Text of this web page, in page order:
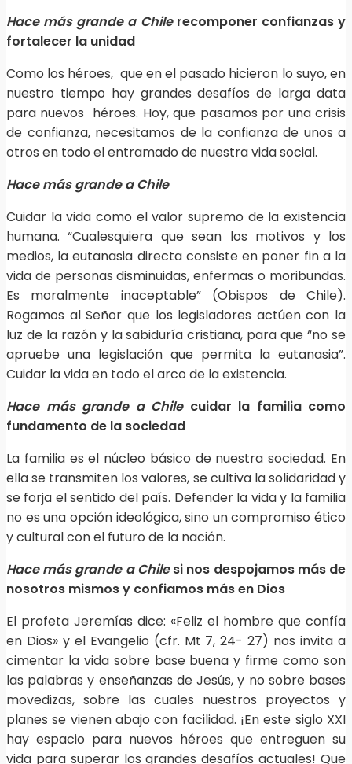
Hace más grande a Chilerecomponer confianzas y
fortalecer la unidad
Como los héroes, que en el pasado hicieron lo suyo, en
nuestro tiempo hay grandes desafíos de larga data
para nuevos héroes. Hoy, que pasamos por una crisis
de confianza, necesitamos de la confianza de unos a
otros en todo el entramado de nuestra vida social.
Hace más grande a Chile
Cuidar la vida como el valor supremo de la existencia
humana. “Cualesquiera que sean los motivos y los
medios, la eutanasia directa consiste en poner fin a la
vida de personas disminuidas, enfermas o moribundas.
Es moralmente inaceptable” (Obispos de Chile).
Rogamos al Señor que los legisladores actúen con la
luz de la razón y la sabiduría cristiana, para que “no se
apruebe una legislación que permita la eutanasia”.
Cuidar la vida en todo el arco de la existencia.
Hace más grande a Chilecuidar la familia como
fundamento de la sociedad
La familia es el núcleo básico de nuestra sociedad. En
ella se transmiten los valores, se cultiva la solidaridad y
se forja el sentido del país. Defender la vida y la familia
no es una opción ideológica, sino un compromiso ético
y cultural con el futuro de la nación.
Hace más grande a Chilesi nos despojamos más de
nosotros mismos y confiamos más en Dios
El profeta Jeremías dice: «Feliz el hombre que confía
en Dios» y el Evangelio (cfr. Mt 7, 24- 27) nos invita a
cimentar la vida sobre base buena y firme como son
las palabras y enseñanzas de Jesús, y no sobre bases
movedizas, sobre las cuales nuestros proyectos y
planes se vienen abajo con facilidad. ¡En este siglo XXI
hay espacio para nuevos héroes que entreguen su
vida para superar los grandes desafíos actuales! Que